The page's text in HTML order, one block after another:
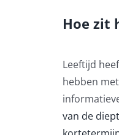
Hoe zit
Leeftijd
hebben
van de